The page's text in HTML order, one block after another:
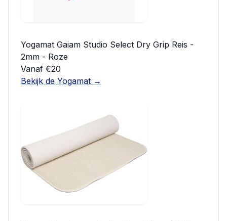
Yogamat Gaiam Studio Select Dry Grip Reis -
2mm - Roze
Vanaf €20
Bekijk de Yogamat →